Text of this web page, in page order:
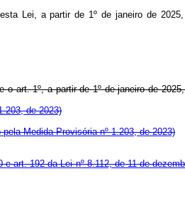
Lei, a partir de 1º de janeiro de
art. 1º, a partir de 1º de janeiro de
de 2023)
pela Medida Provisória nº 1.203, de 2023)
e art. 192 da Lei nº 8.112, de 11 de